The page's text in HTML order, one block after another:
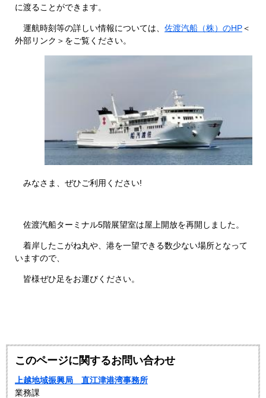
に渡ることができます。
運航時刻等の詳しい情報については、 佐渡汽船（株）のHP＜
外部リンク＞ をご覧ください。
みなさま、ぜひご利用ください!
佐渡汽船ターミナル5階展望室は屋上開放を再開しました。
着岸したこがね丸や、港を一望できる数少ない場所となって
いますので、
皆様ぜひ足をお運びください。
このページに関するお問い合わせ
上越地域振興局 直江津港湾事務所
業務課